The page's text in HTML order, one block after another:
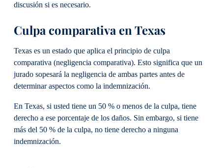
discusión si es necesario.
Culpa comparativa en Texas
Texas es un estado que aplica el principio de culpa
comparativa (negligencia comparativa). Esto significa que un
jurado sopesará la negligencia de ambas partes antes de
determinar aspectos como la indemnización.
En Texas, si usted tiene un 50 % o menos de la culpa, tiene
derecho a ese porcentaje de los daños. Sin embargo, si tiene
más del 50 % de la culpa, no tiene derecho a ninguna
indemnización.